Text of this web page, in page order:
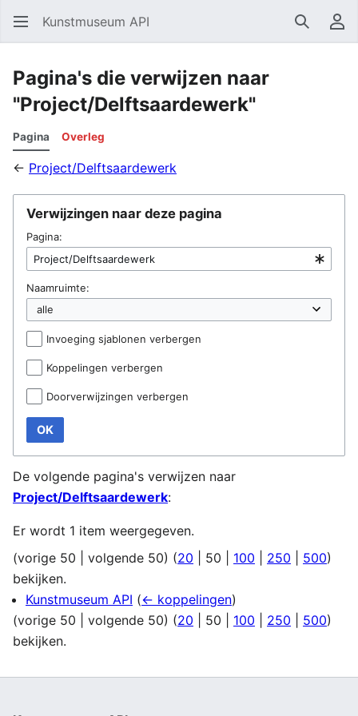
Kunstmuseum API Zoeken
Pagina's die verwijzen naar
"Project/Delftsaardewerk"
Pagina Overleg
← Project/Delftsaardewerk
Verwijzingen naar deze pagina
Pagina:
Naamruimte:
Invoeging sjablonen verbergen
Koppelingen verbergen
Doorverwijzingen verbergen
OK
De volgende pagina's verwijzen naar
Project/Delftsaardewerk:
Er wordt 1 item weergegeven.
(vorige 50 volgende 50) (20 50 100 250 500)
bekijken.
Kunstmuseum API (← koppelingen)
(vorige 50 volgende 50) (20 50 100 250 500)
bekijken.